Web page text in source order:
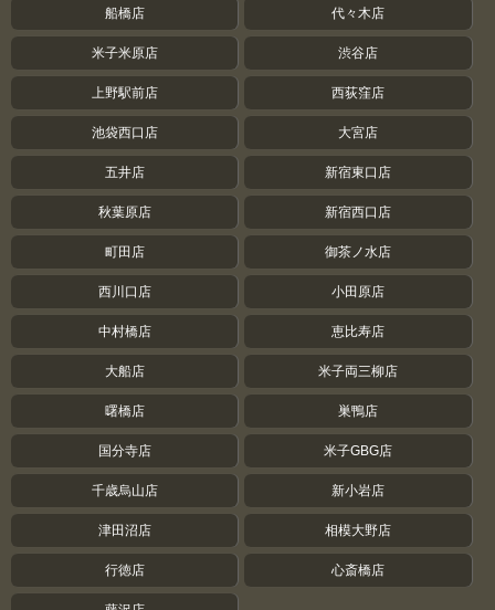
船橋店 代々木店
米子米原店 渋谷店
上野駅前店 西荻窪店
池袋西口店 大宮店
五井店 新宿東口店
秋葉原店 新宿西口店
町田店 御茶ノ水店
西川口店 小田原店
中村橋店 恵比寿店
大船店 米子両三柳店
曙橋店 巣鴨店
国分寺店 米子GBG店
千歳烏山店 新小岩店
津田沼店 相模大野店
行徳店 心斎橋店